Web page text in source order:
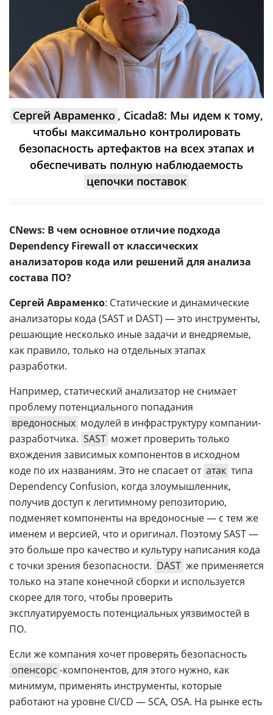
Сергей Авраменко , Cicada8: Мы идем к тому,
чтобы максимально контролировать
безопасность артефактов на всех этапах и
обеспечивать полную наблюдаемость
цепочки поставок
CNews: В чем основное отличие подхода
Dependency Firewall от классических
анализаторов кода или решений для анализа
состава ПО?
Сергей Авраменко: Статические и динамические
анализаторы кода (SAST и DAST) — это инструменты,
решающие несколько иные задачи и внедряемые,
как правило, только на отдельных этапах
разработки.
Например, статический анализатор не снимает
проблему потенциального попадания
вредоносных модулей в инфраструктуру компании-
разработчика. SAST может проверить только
вхождения зависимых компонентов в исходном
коде по их названиям. Это не спасает от атак типа
Dependency Confusion, когда злоумышленник,
получив доступ к легитимному репозиторию,
подменяет компоненты на вредоносные — с тем же
именем и версией, что и оригинал. Поэтому SAST —
это больше про качество и культуру написания кода
с точки зрения безопасности. DAST же применяется
только на этапе конечной сборки и используется
скорее для того, чтобы проверить
эксплуатируемость потенциальных уязвимостей в
ПО.
Если же компания хочет проверять безопасность
опенсорс -компонентов, для этого нужно, как
минимум, применять инструменты, которые
работают на уровне СI/CD — SCA, OSA. На рынке есть